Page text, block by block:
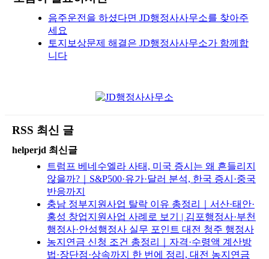
음주운전을 하셨다면 JD행정사사무소를 찾아주
세요
토지보상문제 해결은 JD행정사사무소가 함께합
니다
RSS 최신 글
helperjd 최신글
트럼프 베네수엘라 사태, 미국 증시는 왜 흔들리지
않을까?｜S&P500·유가·달러 분석, 한국 증시·중국
반응까지
충남 정부지원사업 탈락 이유 총정리｜서산·태안·
홍성 창업지원사업 사례로 보기 | 김포행정사·부천
행정사·안성행정사 실무 포인트 대전 청주 행정사
농지연금 신청 조건 총정리｜자격·수령액 계산방
법·장단점·상속까지 한 번에 정리, 대전 농지연금